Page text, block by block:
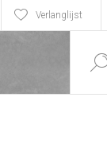
Verlanglijst